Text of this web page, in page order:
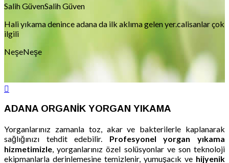
Salih GüvenSalih Güven
Hali yıkama denince adana da ilk aklıma gelen yer.calisanlar çok
ilgili
NeşeNeşe
ADANA ORGANİK YORGAN YIKAMA
Yorganlarınız zamanla toz, akar ve bakterilerle kaplanarak
sağlığınızı tehdit edebilir. Profesyonel yorgan yıkama
hizmetimizle, yorganlarınız özel solüsyonlar ve son teknoloji
ekipmanlarla derinlemesine temizlenir, yumuşacık ve hijyenik